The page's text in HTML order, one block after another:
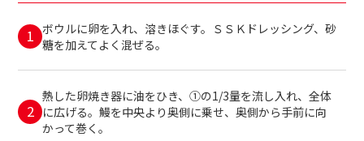
ボウルに卵を入れ、溶きほぐす。ＳＳＫドレッシング、砂
糖を加えてよく混ぜる。
熱した卵焼き器に油をひき、①の1/3量を流し入れ、全体
に広げる。鰻を中央より奥側に乗せ、奥側から手前に向
かって巻く。